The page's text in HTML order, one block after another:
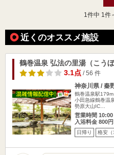
1 件中 1件
近くのオススメ施設
鶴巻温泉 弘法の里湯（こうぼ
3.1点/ 56 件
神奈川県 / 秦
鶴巻温泉駅179m
小田急線鶴巻温
勢原大山IC…
営業時間
入浴料金 800円
日帰り 格安（